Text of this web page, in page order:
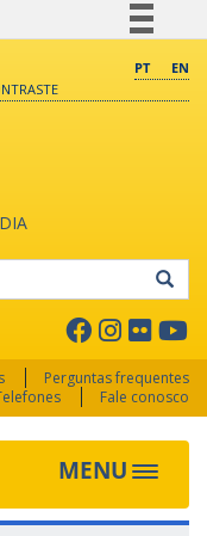
Comunica BR
PT
EN
Perguntas frequentes
Fale conosco
MENU Toggle